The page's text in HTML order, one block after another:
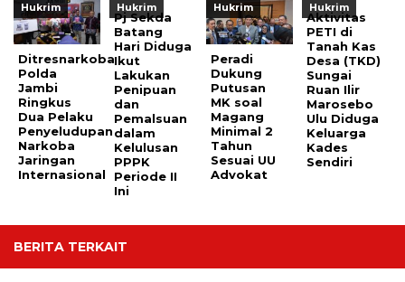
Hukrim
Ditresnarkoba
Polda
Jambi
Ringkus
Dua Pelaku
Penyeludupan
Narkoba
Jaringan
Internasional
Hukrim
Pj Sekda
Batang
Hari Diduga
Ikut
Lakukan
Penipuan
dan
Pemalsuan
dalam
Kelulusan
PPPK
Periode II
Ini
Hukrim
Peradi
Dukung
Putusan
MK soal
Magang
Minimal 2
Tahun
Sesuai UU
Advokat
Hukrim
Aktivitas
PETI di
Tanah Kas
Desa (TKD)
Sungai
Ruan Ilir
Marosebo
Ulu Diduga
Keluarga
Kades
Sendiri
BERITA TERKAIT